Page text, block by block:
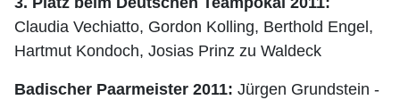
Claudia Vechiatto, Gordon Kolling, Berthold Engel,
Hartmut Kondoch, Josias Prinz zu Waldeck
Badischer Paarmeister 2011: Jürgen Grundstein -